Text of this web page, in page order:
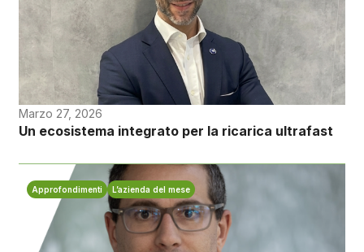
Marzo 27, 2026
Un ecosistema integrato per la ricarica ultrafast
Approfondimenti L’azienda del mese